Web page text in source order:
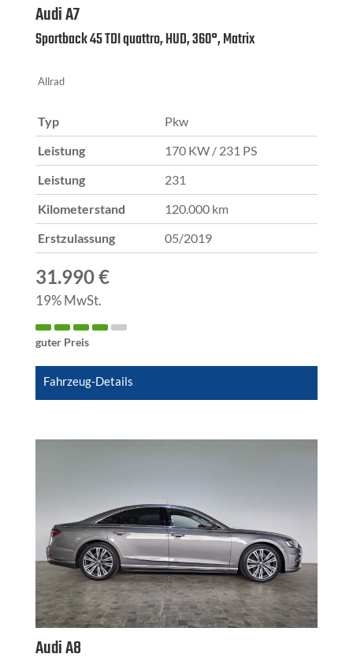
AudiA7
Sportback 45 TDI quattro, HUD, 360°, Matrix
Allrad
Typ Pkw
Leistung 170 KW / 231 PS
Leistung 231
Kilometerstand 120.000 km
Erstzulassung 05/2019
31.990 €
19% MwSt.
guter Preis
Fahrzeug-Details
AudiA8